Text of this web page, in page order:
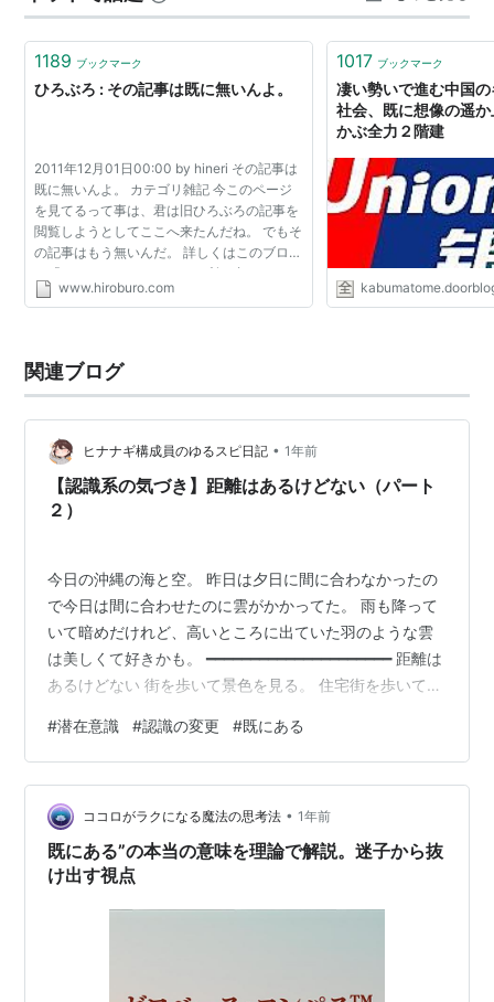
ち。 あと、なんだろう。…
1189 ブックマーク
ひろぶろ : その記事は既に無いんよ。
2011年12月01日00:00 by hineri その記事は
既に無いんよ。 カテゴリ雑記 今このページ
を見てるって事は、君は旧ひろぶろの記事を
閲覧しようとしてここへ来たんだね。 でもそ
の記事はもう無いんだ。 詳しくはこのブログ
の「このサイトについて」の所に書いてある
けど、 今“この”サイトを管理している「僕」
www.hiroburo.com
1017 ブックマーク
凄い勢いで進む中国
社会、既に想像の遥
かぶ全力２階建
関連ブログ
ヒナナギ構成員のゆるスピ日記 • 1年前
【認識系の気づき】距離はあるけどない（パート
２）
今日の沖縄の海と空。 昨日は夕日に間に合わなかったの
で今日は間に合わせたのに雲がかかってた。 雨も降って
いて暗めだけれど、高いところに出ていた羽のような雲
は美しくて好きかも。 ━━━━━━━━━━━━━━━━━━━━━ 距離は
あるけどない 街を歩いて景色を見る。 住宅街を歩いて、
5メートルほど距離がある。 海岸を歩いて、景色を見
る。 海を挟んで向こうの陸までは数キロくらい距離があ
る。 でも、その景色を認識しているのは私。 認識してい
るのは私の頭のど真ん中。 ”意識の一点”で認識してい
る。 ”ここ”で認識している。 それはまるで超超リアルな
画質…
#潜在意識 #認識の変更 #既にある
ココロがラクになる魔法の思考法 • 1年前
既にある”の本当の意味を理論で解説。迷子から抜
け出す視点